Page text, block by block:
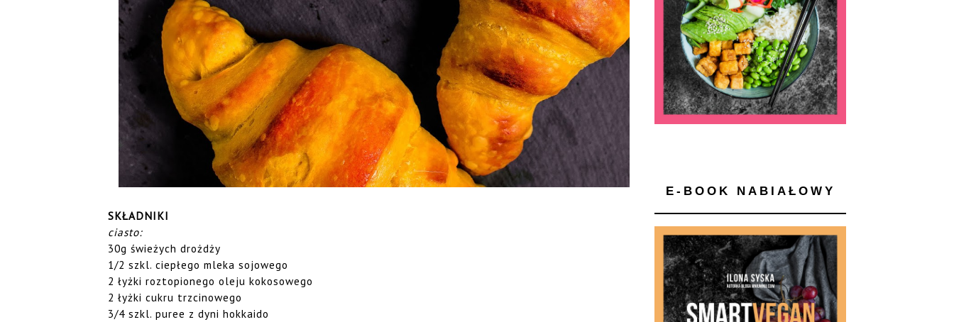
SKŁADNIKI
ciasto:
30g świeżych drożdży
1/2 szkl. ciepłego mleka sojowego
2 łyżki roztopionego oleju kokosowego
2 łyżki cukru trzcinowego
3/4 szkl. puree z dyni hokkaido
E-BOOK NABIAŁOWY